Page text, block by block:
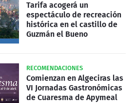
Tarifa acogerá un
espectáculo de recreación
histórica en el castillo de
Guzmán el Bueno
RECOMENDACIONES
Comienzan en Algeciras las
VI Jornadas Gastronómicas
de Cuaresma de Apymeal